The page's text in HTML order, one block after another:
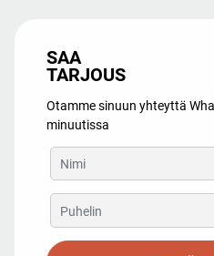
SAA
TARJOUS
Otamme sinuun yhteyttä
minuutissa